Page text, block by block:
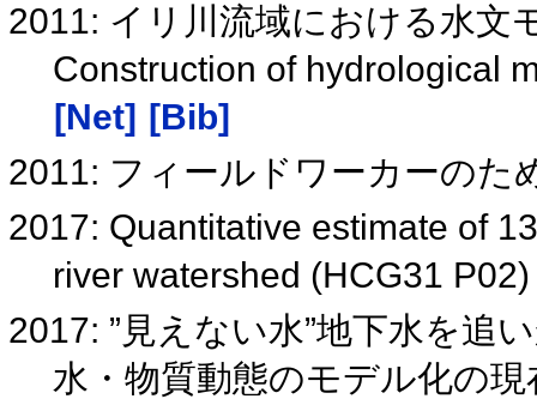
2011: イリ川流域における水文
Construction of hydrological
[Net]
[Bib]
2011: フィールドワーカーのた
2017: Quantitative estimate of
river watershed (HCG31
2017: ”見えない水”地下水を追
水・物質動態のモデル化の